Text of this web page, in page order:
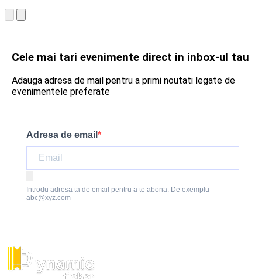
Cele mai tari evenimente direct in inbox-ul tau
Adauga adresa de mail pentru a primi noutati legate de
evenimentele preferate
Adresa de email
Introdu adresa ta de email pentru a te abona. De exemplu
abc@xyz.com